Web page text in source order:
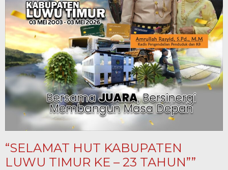
“SELAMAT HUT KABUPATEN
LUWU TIMUR KE – 23 TAHUN””